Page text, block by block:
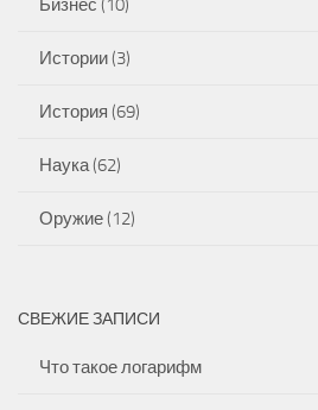
Истории(3)
История (69)
Наука(62)
Оружие(12)
СВЕЖИЕ ЗАПИСИ
Что такое логарифм